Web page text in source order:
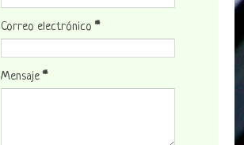
Correo electrónico*
Mensaje*